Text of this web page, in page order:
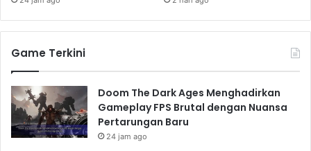
Sebuah Dilema
Wakanda memiliki teknologi yang jauh lebih maju
daripada negara-negara lain pada masa itu, berkat
Vibranium. Namun, T'Challa menghadapi dilema.
Intervensi langsung bisa mengungkap rahasia
Wakanda, membuatnya menjadi target empuk bagi
kekuatan-kekuatan yang haus kekuasaan. Namun,
membiarkan kejahatan global merajalela juga
Game Terkini
Doom The Dark Ages Menghadirkan
Gameplay FPS Brutal dengan Nuansa
Pertarungan Baru
24 jam ago